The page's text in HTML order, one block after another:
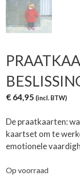
€64,95 (incl. BTW)
De praatkaarten:
kaartset om te
emotionele
Op voorraad